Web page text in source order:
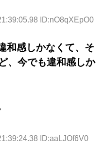
ID:nO8qXEpO0
和感しかなくて、そ
、今でも違和感しか
ID:aaLJOf6V0